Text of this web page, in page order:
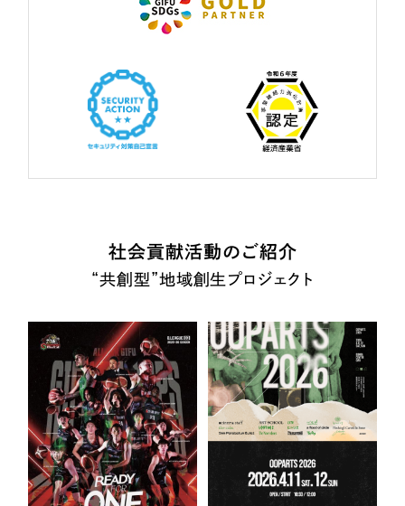
社会貢献活動のご紹介
“共創型”地域創生プロジェクト